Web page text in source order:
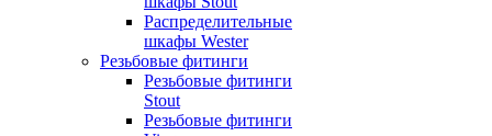
Распределительные
шкафы Wester
Резьбовые фитинги
Резьбовые фитинги
Stout
Резьбовые фитинги